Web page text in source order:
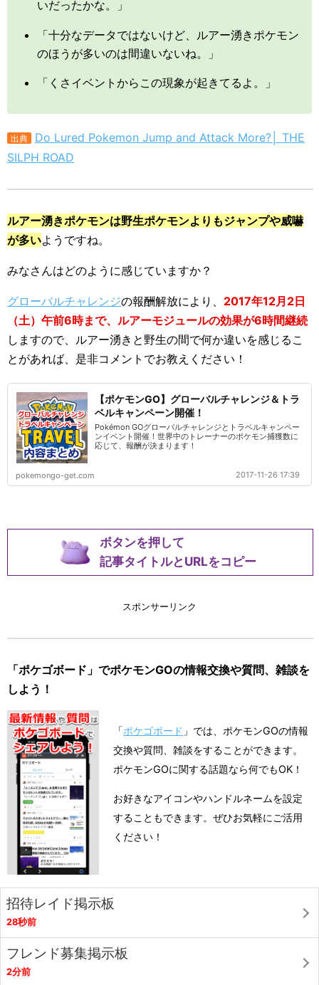
いだったかな。」
「十分なデータではないけど、ルアー湧きポケモン
のほうが多いのは間違いないね。」
「くさイベントからこの現象が起きてるよ。」
出典
Do Lured Pokemon Jump and Attack More?│ THE
SILPH ROAD
ルアー湧きポケモンは野生ポケモンよりもジャンプや威嚇
が多いようですね。
みなさんはどのように感じていますか？
グローバルチャレンジの報酬解放により、 2017年12月2日
（土）午前6時まで、ルアーモジュールの効果が6時間継続
しますので、ルアー湧きと野生の間で何か違いを感じるこ
とがあれば、是非コメントでお教えください！
【ポケモンGO】グローバルチャレンジ＆トラ
ベルキャンペーン開催！
Pokémon GOグローバルチャレンジとトラベルキャンペー
ンイベント開催！世界中のトレーナーのポケモン捕獲数に
応じて、報酬が決まります！
pokemongo-get.com 2017-11-26 17:39
ボタンを押して
記事タイトルとURLをコピー
スポンサーリンク
「ポケゴボード」でポケモンGOの情報交換や質問、雑談を
しよう！
「ポケゴボード 」では、ポケモンGOの情報
交換や質問、雑談をすることができます。
ポケモンGOに関する話題なら何でもOK！
お好きなアイコンやハンドルネームを設定
することもできます。ぜひお気軽にご活用
ください！
招待レイド掲示板
28秒前
フレンド募集掲示板
2分前